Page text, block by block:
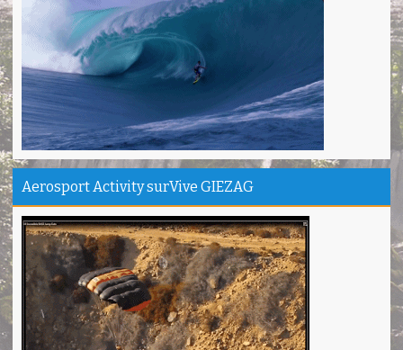
Camping Ipukan Enjoy banget
Vina - Jakarta
Kampung Badud & Jembatan pelangi Pangandaran Unik
Indra - Tasikmalaya
Jojogan / Wonderhill Pangandaran punya Mantap
Pupung - Magelang
Pepedan Hill Indah & Mantap
Deni - Sumedang
Pantai Batuhiu mantap...
Shella - Semarang
Haturnuhun Kang Ali Gn.Salamet seru lho
Nadia - Bandung
Puas deh adventure disini,thanks lo!
Anita - Bandung
Aerosport Activity surVive GIEZAG